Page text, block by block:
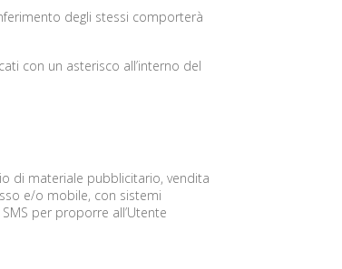
degli stessi comporterà
con un asterisco all’interno del
di materiale pubblicitario, vendita
e/o mobile, con sistemi
per proporre all’Utente